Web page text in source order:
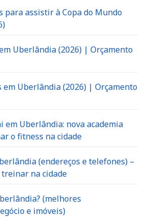
para assistir à Copa do Mundo
Uberlândia (2026) | Orçamento
Uberlândia (2026) | Orçamento
em Uberlândia: nova academia
o fitness na cidade
(endereços e telefones) –
na cidade
(melhores
e imóveis)